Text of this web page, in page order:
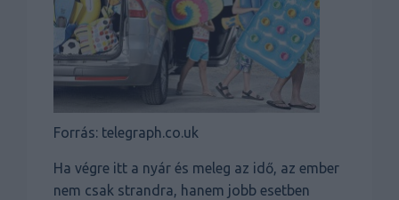
Forrás: telegraph.co.uk
Ha végre itt a nyár és meleg az idő, az ember
nem csak strandra, hanem jobb esetben